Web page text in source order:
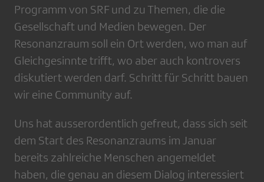
Programm von SRF und zu Themen, die die
Gesellschaft und Medien bewegen. Der
Resonanzraum soll ein Ort werden, wo man auf
Gleichgesinnte trifft, wo aber auch kontrovers
diskutiert werden darf. Schritt für Schritt bauen
wir eine Community auf.
Uns hat ausserordentlich gefreut, dass sich seit
dem Start des Resonanzraums im Januar
bereits zahlreiche Menschen angemeldet
haben, die genau an diesem Dialog interessiert